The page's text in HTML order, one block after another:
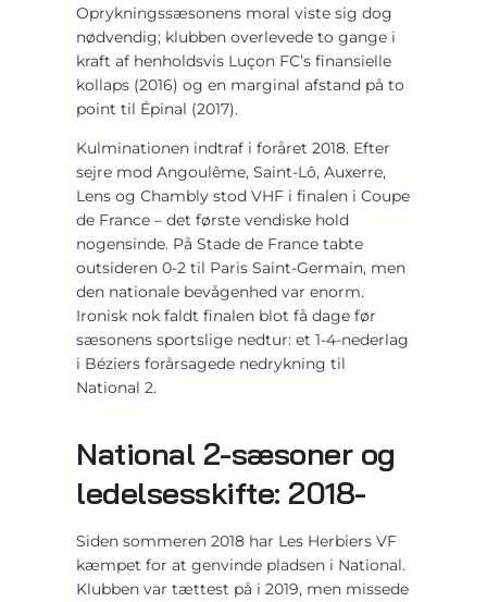
Oprykningssæsonens moral viste sig dog
nødvendig; klubben overlevede to gange i
kraft af henholdsvis Luçon FC’s finansielle
kollaps (2016) og en marginal afstand på to
point til Épinal (2017).
Kulminationen indtraf i foråret 2018. Efter
sejre mod Angoulême, Saint-Lô, Auxerre,
Lens og Chambly stod VHF i finalen i Coupe
de France – det første vendiske hold
nogensinde. På Stade de France tabte
outsideren 0-2 til Paris Saint-Germain, men
den nationale bevågenhed var enorm.
Ironisk nok faldt finalen blot få dage før
sæsonens sportslige nedtur: et 1-4-nederlag
i Béziers forårsagede nedrykning til
National 2.
National 2-sæsoner og
ledelsesskifte: 2018-
Siden sommeren 2018 har Les Herbiers VF
kæmpet for at genvinde pladsen i National.
Klubben var tættest på i 2019, men missede